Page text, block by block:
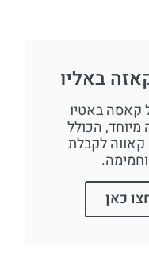
באליו
קאסה באטיו
מיוחד, הכולל
קאווה לקבלת
כאן